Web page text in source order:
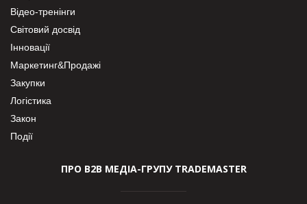
Відео-тренінги
Світовий досвід
Інновації
Маркетинг&Продажі
Закупки
Логістика
Закон
Події
ПРО В2В МЕДІА-ГРУПУ TRADEMASTER